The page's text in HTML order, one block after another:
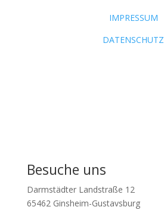
IMPRESSUM
DATENSCHUTZ
Besuche uns
Darmstädter Landstraße 12
65462 Ginsheim-Gustavsburg